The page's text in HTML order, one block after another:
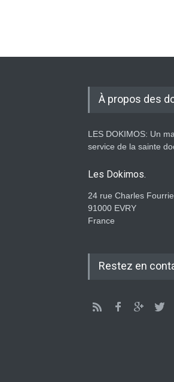
À propos des
LES DOKIMOS: Un
service de la sainte
Les Dokimos.
24 rue Charles
91000 EVRY
France
Restez en